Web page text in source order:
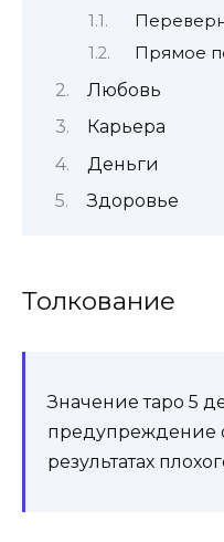
Прямое
Любовь
Карьера
Деньги
Здоровье
Толкование
Значение таро 5
предупреждение
результатах